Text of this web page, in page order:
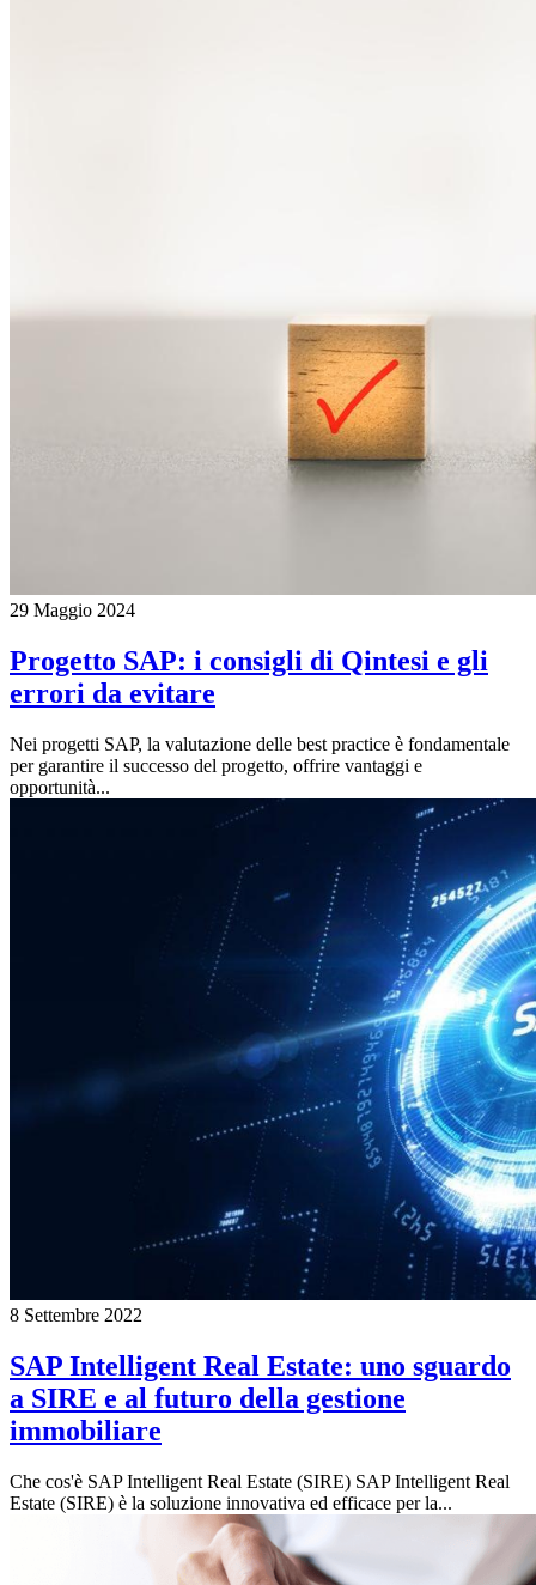
29 Maggio 2024
Progetto SAP: i consigli di Qintesi e gli
errori da evitare
Nei progetti SAP, la valutazione delle best practice è fondamentale
per garantire il successo del progetto, offrire vantaggi e
opportunità...
8 Settembre 2022
SAP Intelligent Real Estate: uno sguardo
a SIRE e al futuro della gestione
immobiliare
Che cos'è SAP Intelligent Real Estate (SIRE) SAP Intelligent Real
Estate (SIRE) è la soluzione innovativa ed efficace per la...